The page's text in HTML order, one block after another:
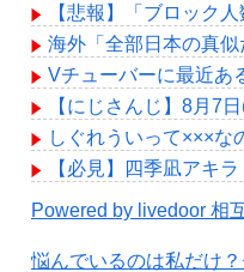
【悲報】「ブロック
海外「全部日本の真
Vチューバーに最近あ
【にじさんじ】8月7
しぐれういって×××な
【必見】四季凪アキ
Powered by livedoor 相
悩んでいるのは私だけ